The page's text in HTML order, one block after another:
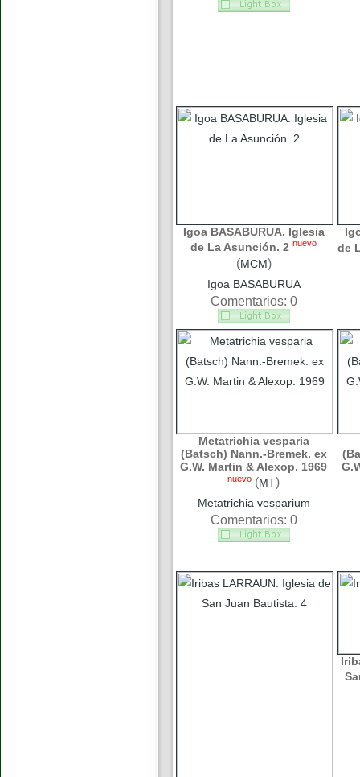
Igoa BASABURUA. Iglesia
de La Asunción. 2 nuevo
(MCM)
Igoa BASABURUA
Comentarios: 0
de
Metatrichia vesparia
(Batsch) Nann.-Bremek. ex
G.W. Martin & Alexop. 1969
nuevo (MT)
Metatrichia vesparium
Comentarios: 0